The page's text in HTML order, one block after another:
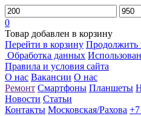
0
Товар добавлен в корзину
Перейти в корзину Продолжить
Обработка данных
Правила и условия сайта
О нас Вакансии О нас
Ремонт Смартфоны Планшеты
Новости Статьи
Контакты Московская/Рахова